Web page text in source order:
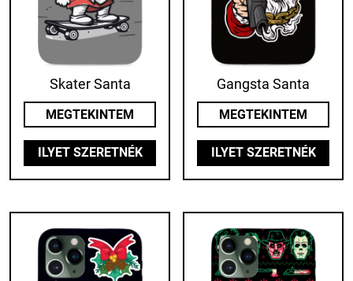
Skater Santa
MEGTEKINTEM
ILYET SZERETNÉK
Gangsta Santa
MEGTEKINTEM
ILYET SZERETNÉK